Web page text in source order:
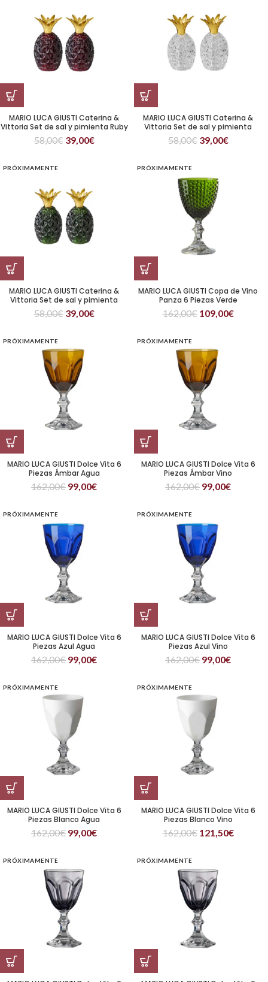
MARIO LUCA GIUSTI Caterina &
Vittoria Set de sal y pimienta Ruby
58,00€ 39,00€
MARIO LUCA GIUSTI Caterina &
Vittoria Set de sal y pimienta
Transparente
58,00€ 39,00€
PRÓXIMAMENTE
MARIO LUCA GIUSTI Caterina &
Vittoria Set de sal y pimienta
Verde
58,00€ 39,00€
PRÓXIMAMENTE
MARIO LUCA GIUSTI Copa de Vino
Panza 6 Piezas Verde
162,00€ 109,00€
PRÓXIMAMENTE
MARIO LUCA GIUSTI Dolce Vita 6
Piezas Ámbar Agua
162,00€ 99,00€
PRÓXIMAMENTE
MARIO LUCA GIUSTI Dolce Vita 6
Piezas Ámbar Vino
162,00€ 99,00€
PRÓXIMAMENTE
MARIO LUCA GIUSTI Dolce Vita 6
Piezas Azul Agua
162,00€ 99,00€
PRÓXIMAMENTE
MARIO LUCA GIUSTI Dolce Vita 6
Piezas Azul Vino
162,00€ 99,00€
PRÓXIMAMENTE
MARIO LUCA GIUSTI Dolce Vita 6
Piezas Blanco Agua
162,00€ 99,00€
PRÓXIMAMENTE
MARIO LUCA GIUSTI Dolce Vita 6
Piezas Blanco Vino
162,00€ 121,50€
PRÓXIMAMENTE PRÓXIMAMENTE